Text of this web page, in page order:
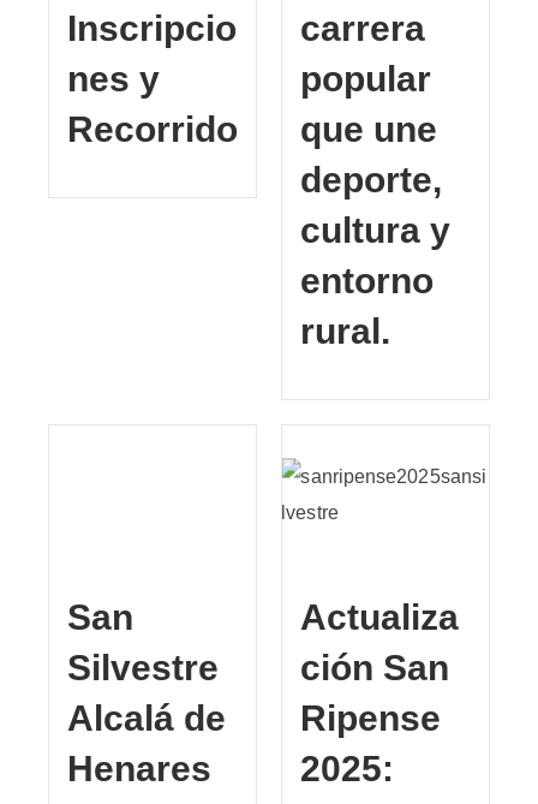
Inscripcio
nes y
Recorrido
carrera
popular
que une
deporte,
cultura y
entorno
rural.
San
Silvestre
Alcalá de
Henares
Actualiza
ción San
Ripense
2025: